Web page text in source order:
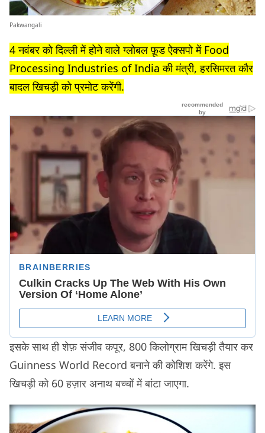
Pakwangali
4 नवंबर को दिल्ली में होने वाले ग्लोबल फ़ूड ऐक्सपो में Food
Processing Industries of India की मंत्री, हरसिमरत कौर
बादल खिचड़ी को प्रमोट करेंगी.
इसके साथ ही शेफ़ संजीव कपूर, 800 किलोग्राम खिचड़ी तैयार कर
Guinness World Record बनाने की कोशिश करेंगे. इस
खिचड़ी को 60 हज़ार अनाथ बच्चों में बांटा जाएगा.